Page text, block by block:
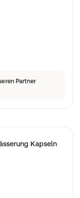
Partner
Kapseln